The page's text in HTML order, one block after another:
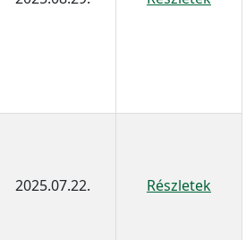
2025.07.22. Részletek